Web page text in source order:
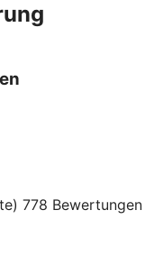
778 Bewertungen